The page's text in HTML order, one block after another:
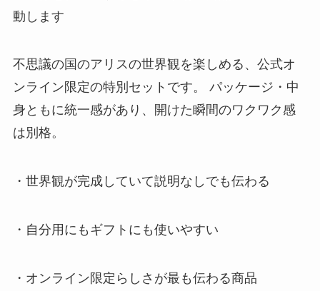
動します
不思議の国のアリスの世界観を楽しめる、公式オ
ンライン限定の特別セットです。 パッケージ・中
身ともに統一感があり、開けた瞬間のワクワク感
は別格。
・世界観が完成していて説明なしでも伝わる
・自分用にもギフトにも使いやすい
・オンライン限定らしさが最も伝わる商品